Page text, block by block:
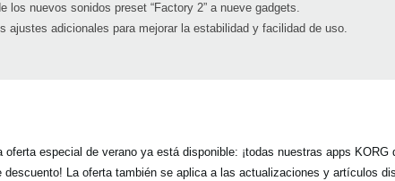
los nuevos sonidos preset “Factory 2” a nueve gadgets.
ajustes adicionales para mejorar la estabilidad y facilidad de uso.
oferta especial de verano ya está disponible: ¡todas nuestras apps
descuento! La oferta también se aplica a las actualizaciones y artículos